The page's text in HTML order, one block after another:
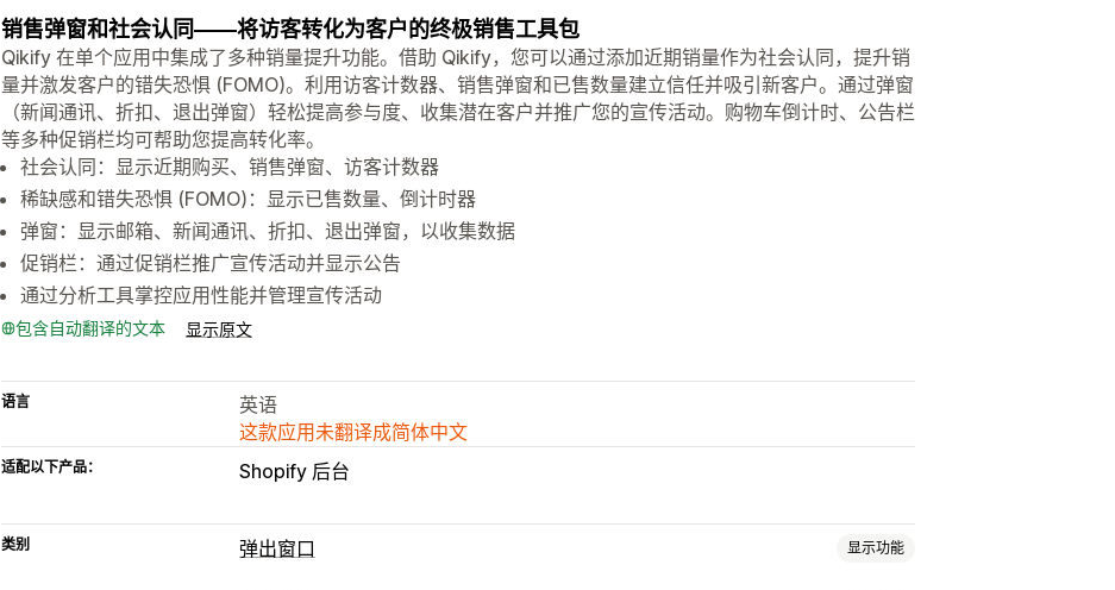
销售弹窗和社会认同——将访客转化为客户的终极销售工具包
Qikify 在单个应用中集成了多种销量提升功能。借助 Qikify，您可以通过添加近期销量作为社会认同，提升销
量并激发客户的错失恐惧 (FOMO)。利用访客计数器、销售弹窗和已售数量建立信任并吸引新客户。通过弹窗
（新闻通讯、折扣、退出弹窗）轻松提高参与度、收集潜在客户并推广您的宣传活动。购物车倒计时、公告栏
等多种促销栏均可帮助您提高转化率。
社会认同：显示近期购买、销售弹窗、访客计数器
稀缺感和错失恐惧 (FOMO)：显示已售数量、倒计时器
弹窗：显示邮箱、新闻通讯、折扣、退出弹窗，以收集数据
促销栏：通过促销栏推广宣传活动并显示公告
通过分析工具掌控应用性能并管理宣传活动
包含自动翻译的文本 显示原文
语言
英语
这款应用未翻译成简体中文
适配以下产品： Shopify 后台
类别 弹出窗口 显示功能